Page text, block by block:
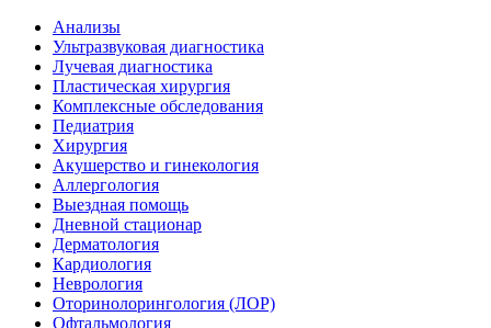
Анализы
Ультразвуковая диагностика
Лучевая диагностика
Пластическая хирургия
Комплексные обследования
Педиатрия
Хирургия
Акушерство и гинекология
Аллергология
Выездная помощь
Дневной стационар
Дерматология
Кардиология
Неврология
Оторинолорингология (ЛОР)
Офтальмология